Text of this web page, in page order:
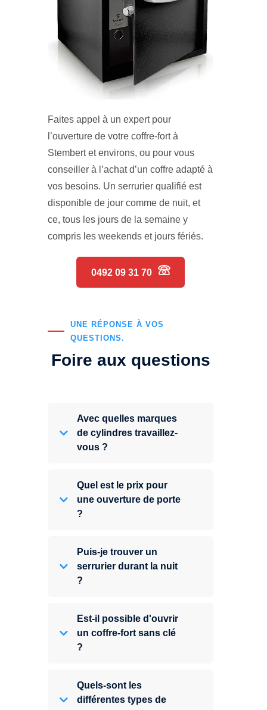
Faites appel à un expert pour
l’ouverture de votre coffre-fort à
Stembert et environs, ou pour vous
conseiller à l’achat d’un coffre adapté à
vos besoins. Un serrurier qualifié est
disponible de jour comme de nuit, et
ce, tous les jours de la semaine y
compris les weekends et jours fériés.
0492 09 31 70
UNE RÉPONSE À VOS
QUESTIONS.
Foire aux questions
Avec quelles marques
de cylindres travaillez-
vous ?
Quel est le prix pour
une ouverture de porte
?
Puis-je trouver un
serrurier durant la nuit
?
Est-il possible d'ouvrir
un coffre-fort sans clé
?
Quels-sont les
différentes types de